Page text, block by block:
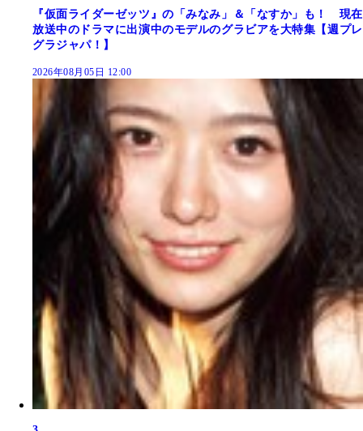
『仮面ライダーゼッツ』の「みなみ」＆「なすか」も！ 現在
放送中のドラマに出演中のモデルのグラビアを大特集【週プレ
グラジャパ！】
2026年08月05日 12:00